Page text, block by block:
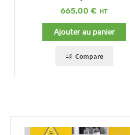
665,00 €
Ajouter au panier
Compare